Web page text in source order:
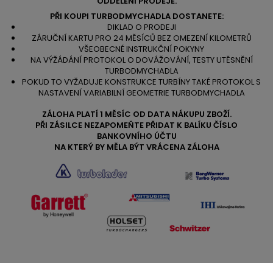
PŘI KOUPI TURBODMYCHADLA DOSTANETE:
DIKLAD O PRODEJI
ZÁRUČNÍ KARTU PRO 24 MĚSÍCŮ BEZ OMEZENÍ KILOMETRŮ
VŠEOBECNÉ INSTRUKČNÍ POKYNY
NA VÝŽÁDÁNÍ PROTOKOL O DOVÁŽOVÁNÍ, TESTY UTĚSNĚNÍ
TURBODMYCHADLA
POKUD TO VYŽADUJE KONSTRUKCE TURBÍNY TAKÉ PROTOKOL S
NASTAVENÍ VARIABILNÍ GEOMETRIE TURBODMYCHADLA
ZÁLOHA PLATÍ 1 MĚSÍC OD DATA NÁKUPU ZBOŽÍ.
PŘI ZÁSILCE NEZAPOMEŇTE PŘIDAT K BALÍKU ČÍSLO
BANKOVNÍHO ÚČTU
NA KTERÝ BY MĚLA BÝT VRÁCENA ZÁLOHA